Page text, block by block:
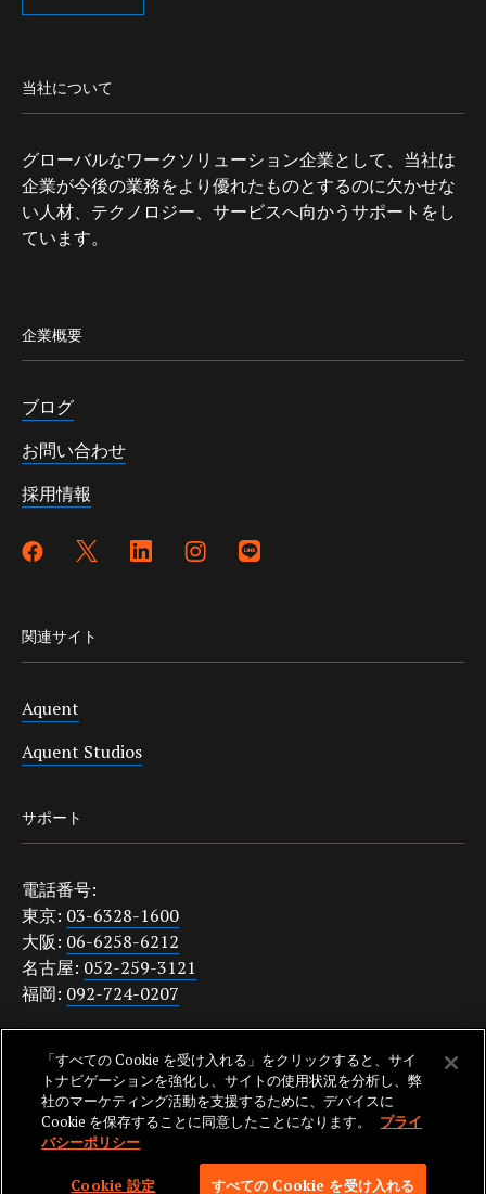
当社について
グローバルなワークソリューション企業として、当社は
企業が今後の業務をより優れたものとするのに欠かせな
い人材、テクノロジー、サービスへ向かうサポートをし
ています。
企業概要
ブログ
お問い合わせ
採用情報
関連サイト
Aquent
Aquent Studios
サポート
電話番号:
東京: 03-6328-1600
大阪: 06-6258-6212
名古屋: 052-259-3121
福岡: 092-724-0207
japanquestions@aquent.com
プライバシーポリシー
「すべての Cookie を受け入れる」をクリックすると、サイ
トナビゲーションを強化し、サイトの使用状況を分析し、弊
社のマーケティング活動を支援するために、デバイスに
Cookie を保存することに同意したことになります。
プライ
バシーポリシー
Cookie 設定 すべての Cookie を受け入れる